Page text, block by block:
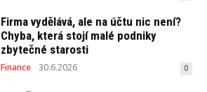
Firma vydělává, ale na účtu nic není?
Chyba, která stojí malé podniky
zbytečné starosti
Finance 30.6.2026 0